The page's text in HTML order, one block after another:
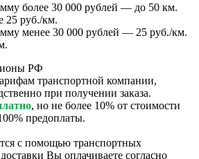
более 30 000 рублей — до 50 км.
25 руб./км.
менее 30 000 рублей — 25 руб./км.
РФ
транспортной компании,
при получении заказа.
, но не более 10% от стоимости
предоплаты.
с помощью транспортных
Вы оплачиваете согласно